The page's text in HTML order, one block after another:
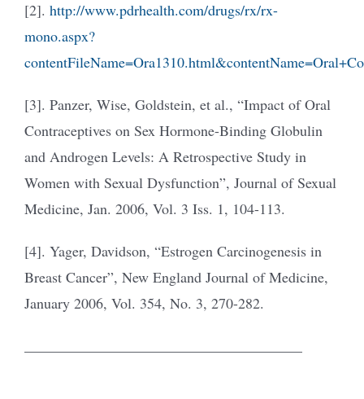
[2]. http://www.pdrhealth.com/drugs/rx/rx-
mono.aspx?
[3]. Panzer, Wise, Goldstein, et al., “Impact of Oral
Contraceptives on Sex Hormone-Binding Globulin
and Androgen Levels: A Retrospective Study in
Women with Sexual Dysfunction”, Journal of Sexual
Medicine, Jan. 2006, Vol. 3 Iss. 1, 104-113.
[4]. Yager, Davidson, “Estrogen Carcinogenesis in
Breast Cancer”, New England Journal of Medicine,
January 2006, Vol. 354, No. 3, 270-282.